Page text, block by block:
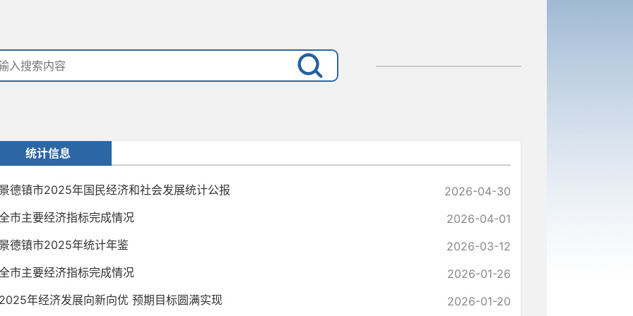
统计信息
德镇市2025年国民经济和社会发展统计公报
2026-04-30
市主要经济指标完成情况
2026-04-01
德镇市2025年统计年鉴
2026-03-12
市主要经济指标完成情况
2026-01-26
年经济发展向新向优 预期目标圆满实现
2026-01-20